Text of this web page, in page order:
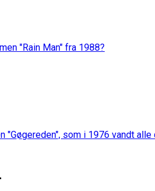
"Rain Man" fra 1988?
"Gøgereden", som i 1976 vandt